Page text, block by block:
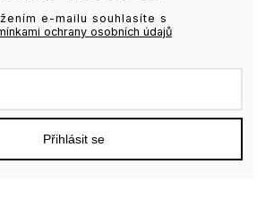
e-mailu souhlasíte s
ochrany osobních údajů
Přihlásit se